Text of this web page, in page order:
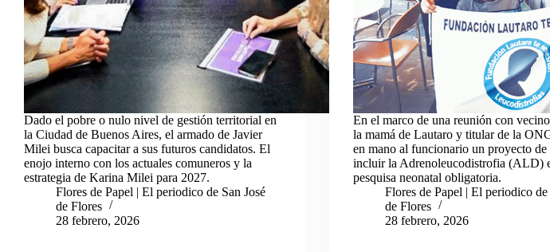
Dado el pobre o nulo nivel de gestión territorial en
la Ciudad de Buenos Aires, el armado de Javier
Milei busca capacitar a sus futuros candidatos. El
enojo interno con los actuales comuneros y la
estrategia de Karina Milei para 2027.
Flores de Papel | El periodico de San José
de Flores
28 febrero, 2026
En el marco de una reunión con
la mamá de Lautaro y titular de la
en mano al funcionario un proyecto de
incluir la Adrenoleucodistrofia (ALD)
pesquisa neonatal obligatoria.
Flores de Papel | El periodico de
de Flores
28 febrero, 2026